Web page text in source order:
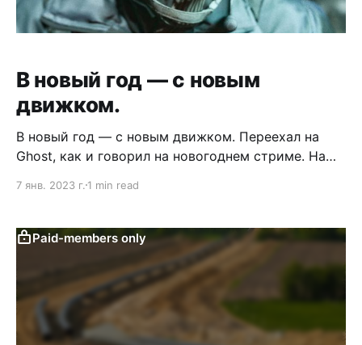
В новый год — с новым
движком.
В новый год — с новым движком. Переехал на
Ghost, как и говорил на новогоднем стриме. На
письма и писать комментарии! 🥸 Пользователи с
попробую все собрать в одном месте. Жаль, что
API нет ни у бусти, ни у ютуба. Вернее
7 янв. 2023 г. 1 min read
Paid-members only